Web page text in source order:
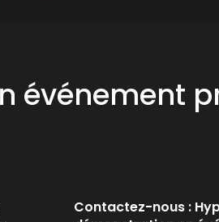
événement
Contactez-nous :